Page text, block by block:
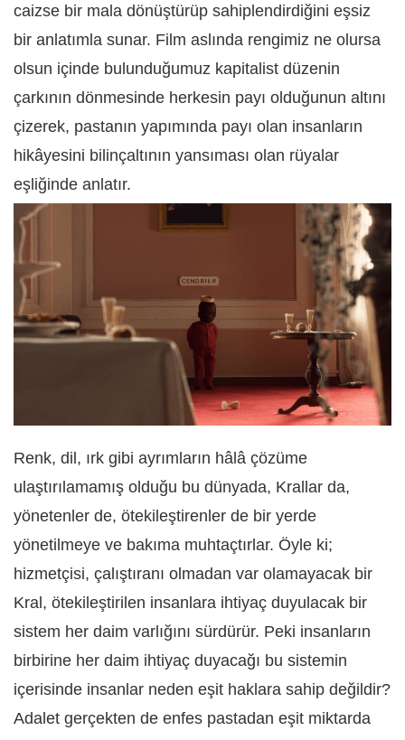
caizse bir mala dönüştürüp sahiplendirdiğini eşsiz
bir anlatımla sunar. Film aslında rengimiz ne olursa
olsun içinde bulunduğumuz kapitalist düzenin
çarkının dönmesinde herkesin payı olduğunun altını
çizerek, pastanın yapımında payı olan insanların
hikâyesini bilinçaltının yansıması olan rüyalar
eşliğinde anlatır.
Renk, dil, ırk gibi ayrımların hâlâ çözüme
ulaştırılamamış olduğu bu dünyada, Krallar da,
yönetenler de, ötekileştirenler de bir yerde
yönetilmeye ve bakıma muhtaçtırlar. Öyle ki;
hizmetçisi, çalıştıranı olmadan var olamayacak bir
Kral, ötekileştirilen insanlara ihtiyaç duyulacak bir
sistem her daim varlığını sürdürür. Peki insanların
birbirine her daim ihtiyaç duyacağı bu sistemin
içerisinde insanlar neden eşit haklara sahip değildir?
Adalet gerçekten de enfes pastadan eşit miktarda